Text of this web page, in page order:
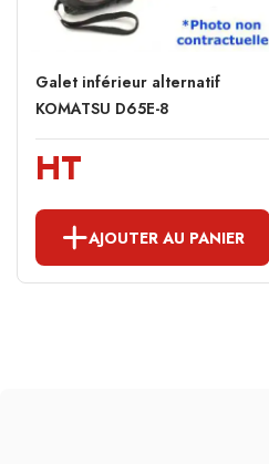
Galet inférieur alternatif
KOMATSU D65E-8
HT
AJOUTER AU PANIER